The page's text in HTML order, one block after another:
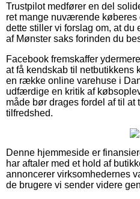
Trustpilot medfører en del
ret mange nuværende køberes
dette stiller vi forslag om, at du
af Mønster saks forinden du
Facebook fremskaffer
at få kendskab til netbutikkens
en række online varehuse i
udfærdige en kritik af
måde bør drages fordel af til
tilfredshed.
Denne hjemmeside er
har aftaler med et hold af
annoncerer virksomhedernes
de brugere vi sender videre